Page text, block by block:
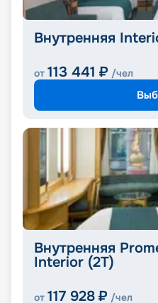
Внутренняя
от 113 441 ₽ /чел
Внутренняя
Interior (2T)
от 117 928 ₽ /чел